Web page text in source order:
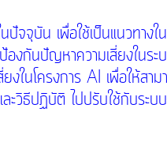
ปัจจุบัน เพื่อใช้เป็นแนวทาง
องกันปัญหาความเสี่ยงในร
ยงในโครงการ AI เพื่อให้ส
ะวิธีปฏิบัติ ไปปรับใช้กับระ